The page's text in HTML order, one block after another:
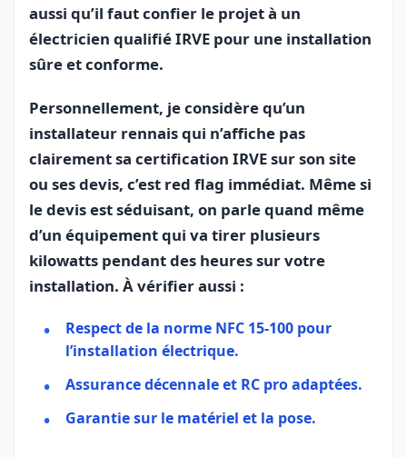
aussi qu’il faut confier le projet à un
électricien qualifié IRVE pour une installation
sûre et conforme.
Personnellement, je considère qu’un
installateur rennais qui n’affiche pas
clairement sa certification IRVE sur son site
ou ses devis, c’est red flag immédiat. Même si
le devis est séduisant, on parle quand même
d’un équipement qui va tirer plusieurs
kilowatts pendant des heures sur votre
installation. À vérifier aussi :
Respect de la norme NFC 15‑100 pour
l’installation électrique.
Assurance décennale et RC pro adaptées.
Garantie sur le matériel et la pose.